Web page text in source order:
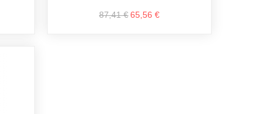
87,41 €65,56 €